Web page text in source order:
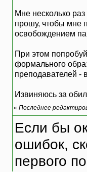
Мне несколько
прошу, чтобы мне
освобождением
При этом
формального
преподавателей -
Извиняюсь за
« Последнее
Если бы
ошибок,
первого